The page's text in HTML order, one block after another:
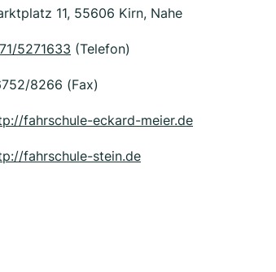
11, 55606 Kirn, Nahe
5271633 (Telefon)
8266 (Fax)
fahrschule-eckard-meier.de
fahrschule-stein.de